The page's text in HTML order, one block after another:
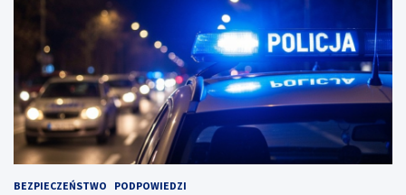
BEZPIECZEŃSTWO PODPOWIEDZI